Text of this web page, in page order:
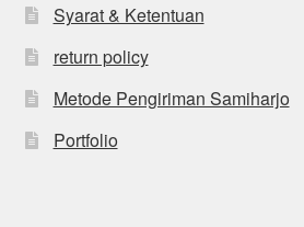
Syarat & Ketentuan
return policy
Metode Pengiriman Samiharjo
Portfolio